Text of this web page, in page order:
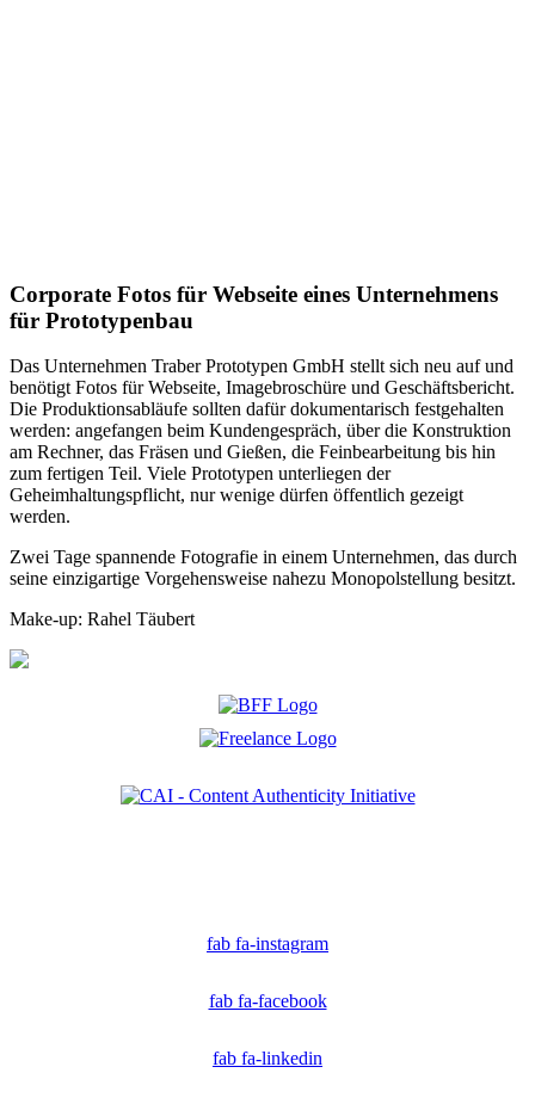
Corporate Fotos für Webseite eines Unternehmens
für Prototypenbau
Das Unternehmen Traber Prototypen GmbH stellt sich neu auf und
benötigt Fotos für Webseite, Imagebroschüre und Geschäftsbericht.
Die Produktionsabläufe sollten dafür dokumentarisch festgehalten
werden: angefangen beim Kundengespräch, über die Konstruktion
am Rechner, das Fräsen und Gießen, die Feinbearbeitung bis hin
zum fertigen Teil. Viele Prototypen unterliegen der
Geheimhaltungspflicht, nur wenige dürfen öffentlich gezeigt
werden.
Zwei Tage spannende Fotografie in einem Unternehmen, das durch
seine einzigartige Vorgehensweise nahezu Monopolstellung besitzt.
Make-up: Rahel Täubert
fab fa-instagram
fab fa-facebook
fab fa-linkedin